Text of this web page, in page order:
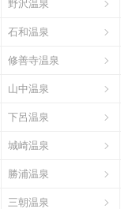
野沢温泉
石和温泉
修善寺温泉
山中温泉
下呂温泉
城崎温泉
勝浦温泉
三朝温泉